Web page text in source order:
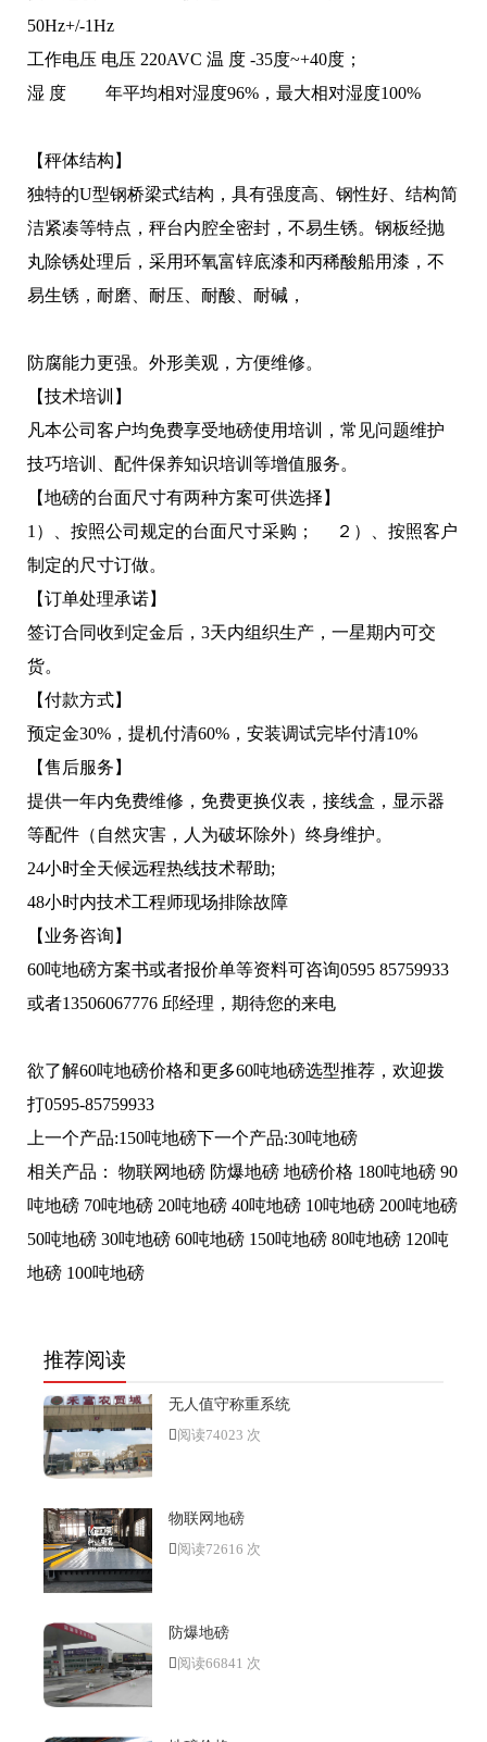
50Hz+/-1Hz
工作电压 电压 220AVC 温 度 -35度~+40度；
湿 度 年平均相对湿度96%，最大相对湿度100%
【秤体结构】
独特的U型钢桥梁式结构，具有强度高、钢性好、结构简
洁紧凑等特点，秤台内腔全密封，不易生锈。钢板经抛
丸除锈处理后，采用环氧富锌底漆和丙稀酸船用漆，不
易生锈，耐磨、耐压、耐酸、耐碱，
防腐能力更强。外形美观，方便维修。
【技术培训】
凡本公司客户均免费享受地磅使用培训，常见问题维护
技巧培训、配件保养知识培训等增值服务。
【地磅的台面尺寸有两种方案可供选择】
1）、按照公司规定的台面尺寸采购； ２）、按照客户
制定的尺寸订做。
【订单处理承诺】
签订合同收到定金后，3天内组织生产，一星期内可交
货。
【付款方式】
预定金30%，提机付清60%，安装调试完毕付清10%
【售后服务】
提供一年内免费维修，免费更换仪表，接线盒，显示器
等配件（自然灾害，人为破坏除外）终身维护。
24小时全天候远程热线技术帮助;
48小时内技术工程师现场排除故障
【业务咨询】
60吨地磅方案书或者报价单等资料可咨询0595 85759933
或者13506067776 邱经理，期待您的来电
欲了解60吨地磅价格和更多60吨地磅选型推荐，欢迎拨
打0595-85759933
上一个产品:150吨地磅下一个产品:30吨地磅
相关产品： 物联网地磅 防爆地磅 地磅价格 180吨地磅 90
吨地磅 70吨地磅 20吨地磅 40吨地磅 10吨地磅 200吨地磅
50吨地磅 30吨地磅 60吨地磅 150吨地磅 80吨地磅 120吨
地磅 100吨地磅
推荐阅读
无人值守称重系统
阅读74023 次
物联网地磅
阅读72616 次
防爆地磅
阅读66841 次